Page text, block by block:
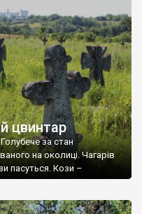
цвинтар
за стан
на околиці. Чагарів
пасуться. Кози –
старих кладовищ,
бо то улюблений